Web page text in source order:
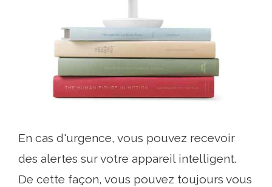
En cas d'urgence, vous pouvez recevoir
des alertes sur votre appareil intelligent.
De cette façon, vous pouvez toujours vous